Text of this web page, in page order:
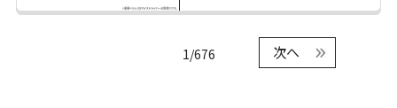
1/676 次へ